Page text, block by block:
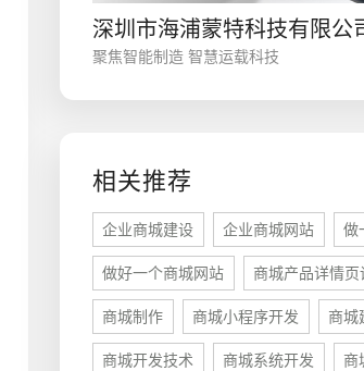
深圳市海浦蒙特科技有限公
聚焦智能制造 智慧运载科技
相关推荐
企业商城建设 企业商城网站 做
做好一个商城网站 商城产品详情页
商城制作 商城小程序开发 商城
商城开发技术 商城系统开发 商